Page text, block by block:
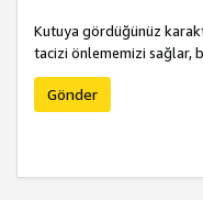
Kutuya gördüğünüz
tacizi önlememizi sağlar,
Gönder